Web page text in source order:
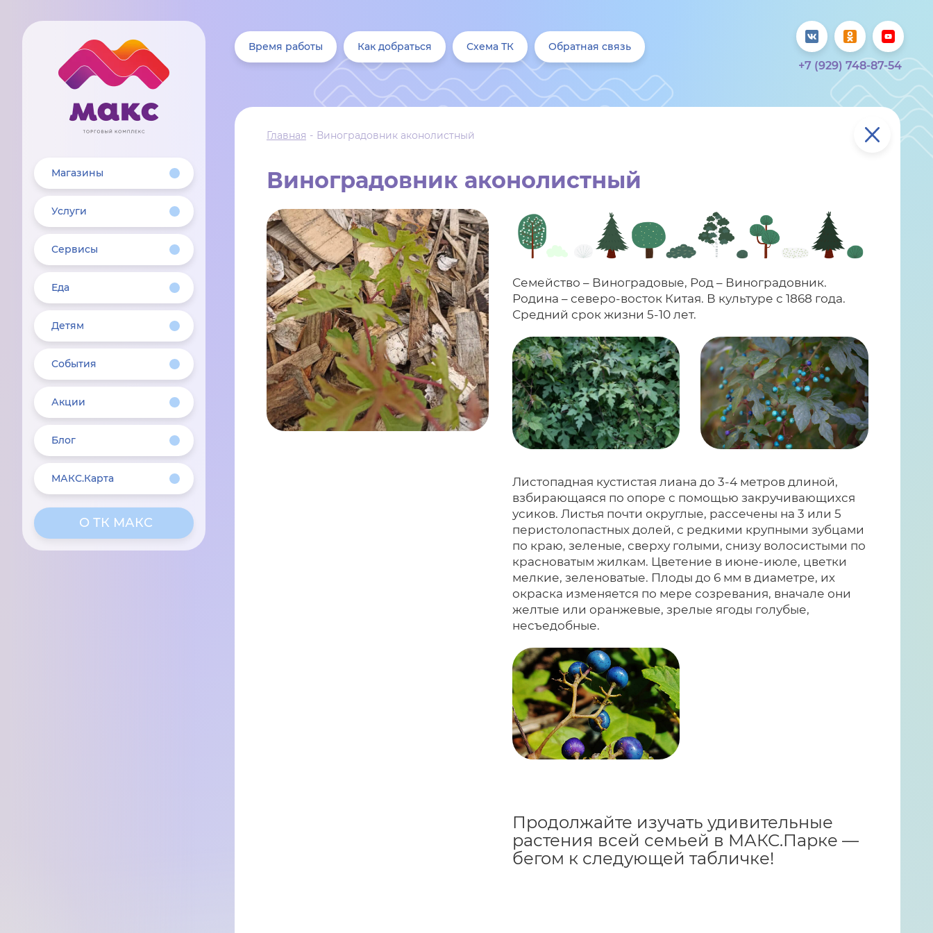
Магазины
Услуги
Сервисы
Еда
Детям
События
Акции
Блог
МАКС.Карта
О ТК МАКС
Время работы Как добраться Схема ТК Обратная связь
+7 (929) 748-87-54
Главная Виноградовник аконолистный
Виноградовник аконолистный
Семейство – Виноградовые, Род – Виноградовник.
Родина – северо-восток Китая. В культуре с 1868 года.
Средний срок жизни 5-10 лет.
Листопадная кустистая лиана до 3-4 метров длиной,
взбирающаяся по опоре с помощью закручивающихся
усиков. Листья почти округлые, рассечены на 3 или 5
перистолопастных долей, с редкими крупными зубцами
по краю, зеленые, сверху голыми, снизу волосистыми по
красноватым жилкам. Цветение в июне-июле, цветки
мелкие, зеленоватые. Плоды до 6 мм в диаметре, их
окраска изменяется по мере созревания, вначале они
желтые или оранжевые, зрелые ягоды голубые,
несъедобные.
Продолжайте изучать удивительные
растения всей семьей в МАКС.Парке —
бегом к следующей табличке!